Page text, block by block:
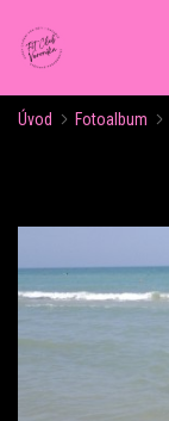
ROZVRH CVIČENÍ
Úvod Fotoalbum